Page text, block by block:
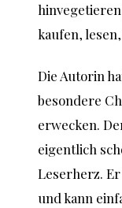
kaufen,
Die Autorin
besondere
erwecken.
eigentlich
Leserherz.
und kann